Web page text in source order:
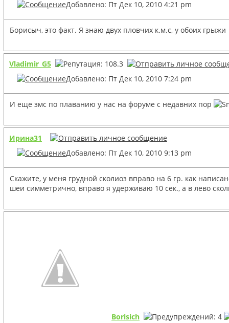
Добавлено: Пт Дек 10, 2010 4:21 pm
Борисыч, это факт. Я знаю двух пловчих к.м.с, у обоих грыжи
Vladimir_G5
Добавлено: Пт Дек 10, 2010 7:24 pm
И еще змс по плаванию у нас на форуме с недавних пор
Ирина31
Добавлено: Пт Дек 10, 2010 9:13 pm
Скажите, у меня грудной сколиоз вправо на 6 гр. как
шеи симметрично, вправо я удерживаю 10 сек., а в лево
Borisich